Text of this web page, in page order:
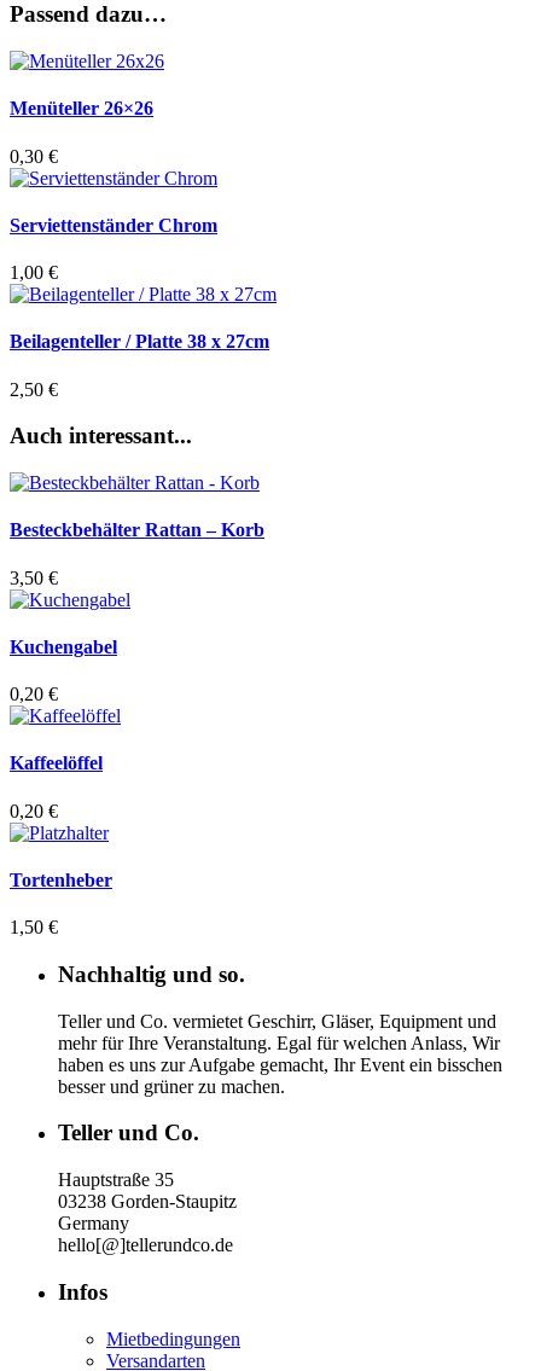
Passend dazu…
Menüteller 26×26
0,30 €
Serviettenständer Chrom
1,00 €
Beilagenteller / Platte 38 x 27cm
2,50 €
Auch interessant...
Besteckbehälter Rattan – Korb
3,50 €
Kuchengabel
0,20 €
Kaffeelöffel
0,20 €
Tortenheber
1,50 €
Nachhaltig und so.
Teller und Co. vermietet Geschirr, Gläser, Equipment und
mehr für Ihre Veranstaltung. Egal für welchen Anlass, Wir
haben es uns zur Aufgabe gemacht, Ihr Event ein bisschen
besser und grüner zu machen.
Teller und Co.
Hauptstraße 35
03238 Gorden-Staupitz
Germany
hello[@]tellerundco.de
Infos
Mietbedingungen
Versandarten